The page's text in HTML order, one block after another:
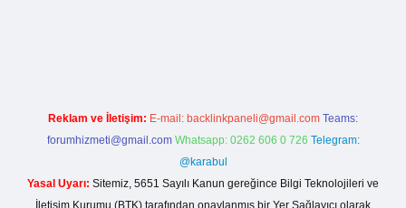
Reklam ve İletişim: E-mail: backlinkpaneli@gmail.com Teams:
forumhizmeti@gmail.com Whatsapp: 0262 606 0 726 Telegram:
@karabul
Yasal Uyarı: Sitemiz, 5651 Sayılı Kanun gereğince Bilgi Teknolojileri ve
İletişim Kurumu (BTK) tarafından onaylanmış bir Yer Sağlayıcı olarak